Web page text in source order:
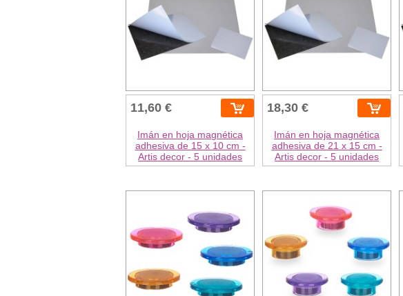
11,60 €
Imán en hoja magnética
adhesiva de 15 x 10 cm -
Artis decor - 5 unidades
18,30 €
Imán en hoja magnética
adhesiva de 21 x 15 cm -
Artis decor - 5 unidades